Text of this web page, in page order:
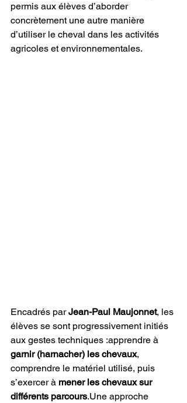
permis aux élèves d’aborder
concrètement une autre manière
d’utiliser le cheval dans les activités
agricoles et environnementales.
Encadrés par Jean-Paul Maujonnet, les
élèves se sont progressivement initiés
aux gestes techniques :apprendre à
garnir (harnacher) les chevaux,
comprendre le matériel utilisé, puis
s’exercer à mener les chevaux sur
différents parcours.Une approche